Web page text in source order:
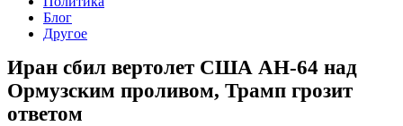
Блог
Другое
Иран сбил вертолет США AH-64 над
Ормузским проливом, Трамп грозит
ответом